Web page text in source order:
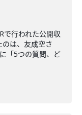
で行われた公開収
は、友成空さ
「5つの質問、ど